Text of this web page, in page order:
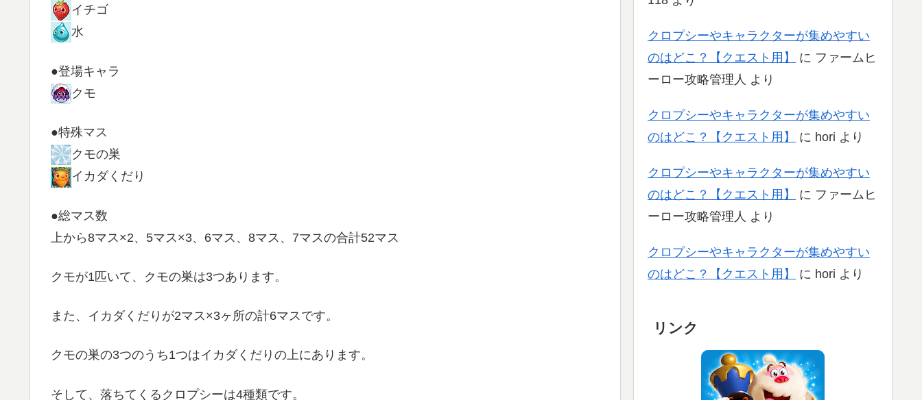
イチゴ
水
●登場キャラ
クモ
●特殊マス
クモの巣
イカダくだり
●総マス数
上から8マス×2、5マス×3、6マス、8マス、7マスの合計52マス
クモが1匹いて、クモの巣は3つあります。
また、イカダくだりが2マス×3ヶ所の計6マスです。
クモの巣の3つのうち1つはイカダくだりの上にあります。
そして、落ちてくるクロプシーは4種類です。
クロプシーやキャラクターが集めやすい
のはどこ？【クエスト用】
に ファームヒ
ーロー攻略管理人 より
クロプシーやキャラクターが集めやすい
のはどこ？【クエスト用】
に hori より
クロプシーやキャラクターが集めやすい
のはどこ？【クエスト用】
に ファームヒ
ーロー攻略管理人 より
クロプシーやキャラクターが集めやすい
のはどこ？【クエスト用】
に hori より
リンク